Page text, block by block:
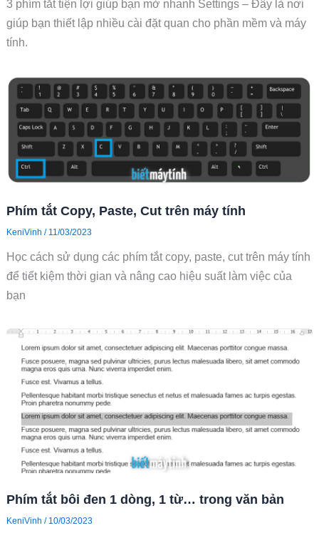
3 phím tắt tiện lợi giúp bạn mở nhanh Settings – Đây là nơi
giúp bạn thiết lập nhiều cài đặt quan cho phần mềm và máy
tính.
Phím tắt Copy, Paste, Cut trên máy tính
KeniVinh / 11/03/2023
Học cách sử dụng các phím tắt copy, paste, cut trên máy tính
để tiết kiệm thời gian và nâng cao hiệu suất làm việc của
bạn
Phím tắt bôi đen 1 dòng, 1 từ… trong văn bản
KeniVinh / 10/03/2023